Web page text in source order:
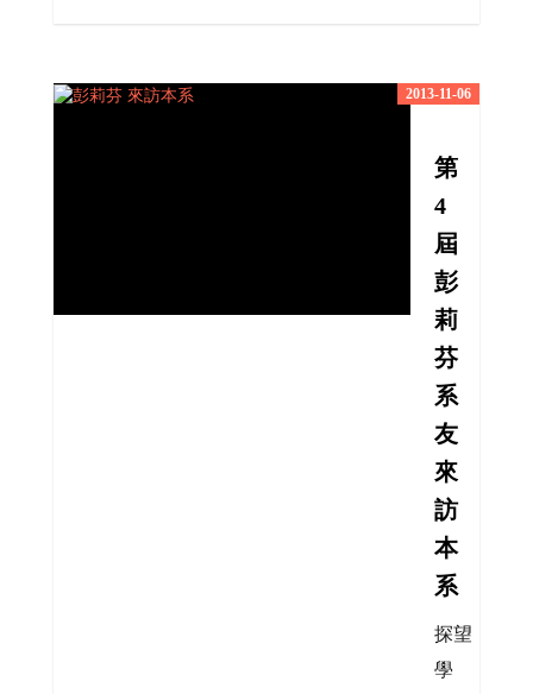
2013-11-06
第
4
屆
彭
莉
芬
系
友
來
訪
本
系
探望
學